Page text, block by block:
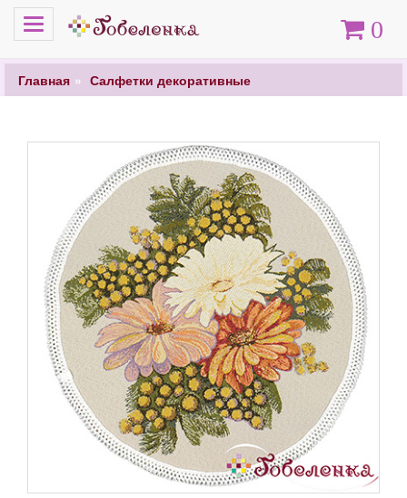
Меню Корзина
0
Главная Салфетки декоративные